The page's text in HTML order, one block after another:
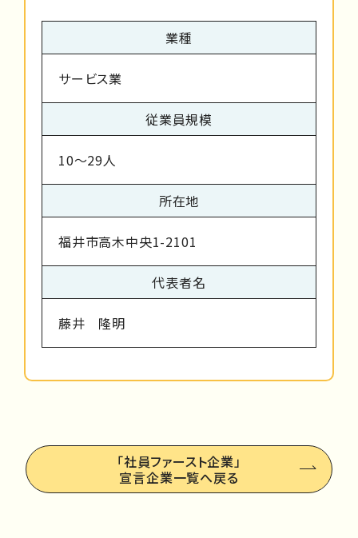
業種
サービス業
従業員規模
10～29人
所在地
福井市高木中央1-2101
代表者名
藤井 隆明
「社員ファースト企業」
宣言企業一覧へ戻る